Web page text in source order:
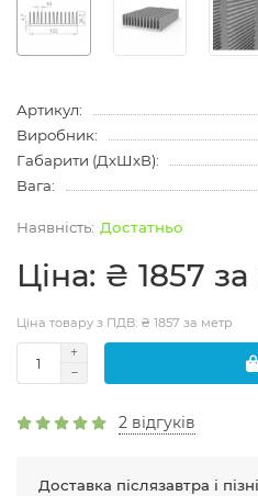
Артикул:
Виробник:
Габарити (ДхШхВ):
Вага:
Достатньо
Цiна: ₴ 1857
Ціна товару з ПДВ: ₴ 1857 за метр
2 відгуків
Доставка післязавтра і